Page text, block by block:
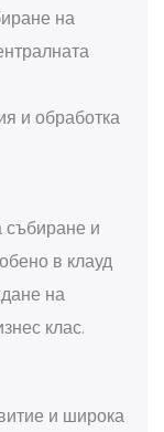
на
и обработка
събиране и
в клауд
на
клас.
и широка